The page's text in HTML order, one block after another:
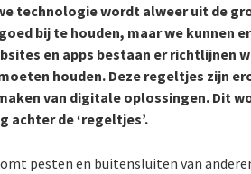
technologie wordt alweer uit de
bij te houden, maar we kunnen
en apps bestaan er richtlijnen
houden. Deze regeltjes zijn
van digitale oplossingen. Dit
achter de ‘regeltjes’.
pesten en buitensluiten van anderen